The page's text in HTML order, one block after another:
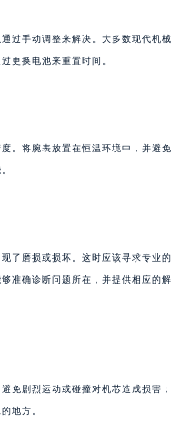
过手动调整来解决。大多数现代机械
更换电池来重置时间。
。将腕表放置在恒温环境中，并避免
了磨损或损坏。这时应该寻求专业的
准确诊断问题所在，并提供相应的解
免剧烈运动或碰撞对机芯造成损害；
地方。